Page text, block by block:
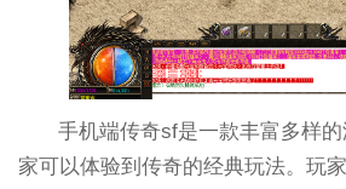
手机端传奇sf是一款丰富多样
家可以体验到传奇的经典玩法。玩